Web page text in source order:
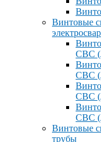
Винтовые
СВС
СВС
СВС
СВС
Винтовые
трубы